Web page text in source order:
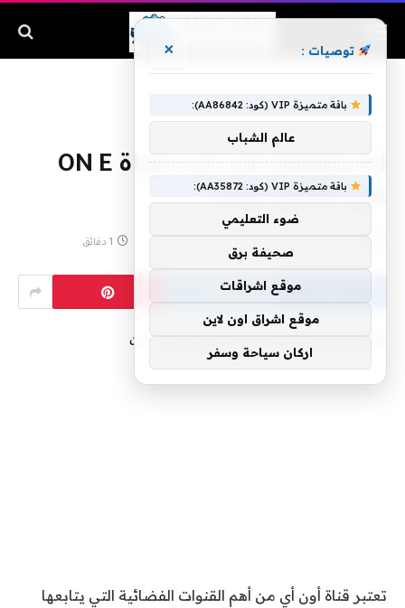
الاستعلام على تردد قناة ON E
على النايل سات
1 دقائق
تعتبر قناة أون أي من أهم القنوات الفضائية التي يتابعها
توصيات : ×
باقة متميزة VIP (كود: AA86842):
عالم الشباب
باقة متميزة VIP (كود: AA35872):
ضوء التعليمي
صحيفة برق
موقع اشراقات
موقع اشراق اون لاين
اركان سياحة وسفر